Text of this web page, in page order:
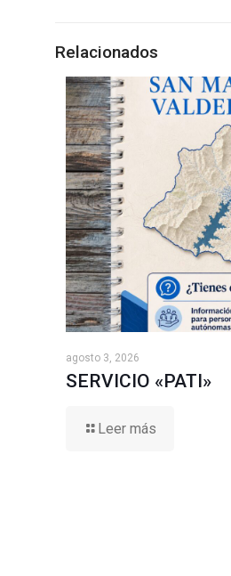
Relacionados
agosto 3, 2026
SERVICIO «PATI»
Leer más